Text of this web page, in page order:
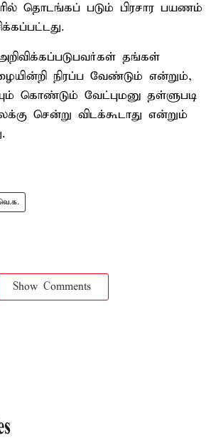
தொடங்கப் படும் பிரசார பயணம்
தங்கள்
நிரப்ப வேண்டும் என்றும்,
கொண்டும் வேட்புமனு தள்ளுபடி
சென்று விடக்கூடாது என்றும்
Show Comments